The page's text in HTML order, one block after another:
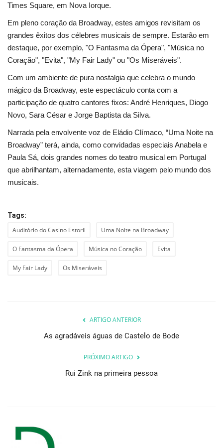
Times Square, em Nova Iorque.
Em pleno coração da Broadway, estes amigos revisitam os
grandes êxitos dos célebres musicais de sempre. Estarão em
destaque, por exemplo, "O Fantasma da Ópera", "Música no
Coração", "Evita", "My Fair Lady" ou "Os Miseráveis".
Com um ambiente de pura nostalgia que celebra o mundo
mágico da Broadway, este espectáculo conta com a
participação de quatro cantores fixos: André Henriques, Diogo
Novo, Sara César e Jorge Baptista da Silva.
Narrada pela envolvente voz de Eládio Clímaco, “Uma Noite na
Broadway” terá, ainda, como convidadas especiais Anabela e
Paula Sá, dois grandes nomes do teatro musical em Portugal
que abrilhantam, alternadamente, esta viagem pelo mundo dos
musicais.
Tags:
Auditório do Casino Estoril Uma Noite na Broadway
O Fantasma da Ópera Música no Coração Evita
My Fair Lady Os Miseráveis
ARTIGO ANTERIOR
As agradáveis águas de Castelo de Bode
PRÓXIMO ARTIGO
Rui Zink na primeira pessoa